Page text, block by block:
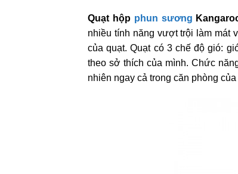
Quạt hộp phun sương
nhiều tính năng vượt trội làm mát
của quạt. Quạt có 3 chế độ gió:
theo sở thích của mình. Chức
nhiên ngay cả trong căn phòng của